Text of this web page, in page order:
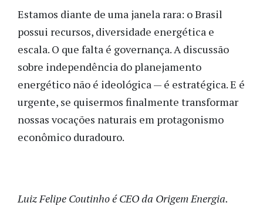
Estamos diante de uma janela rara: o Brasil
possui recursos, diversidade energética e
escala. O que falta é governança. A discussão
sobre independência do planejamento
energético não é ideológica — é estratégica. E é
urgente, se quisermos finalmente transformar
nossas vocações naturais em protagonismo
econômico duradouro.
Luiz Felipe Coutinho é CEO da Origem Energia.